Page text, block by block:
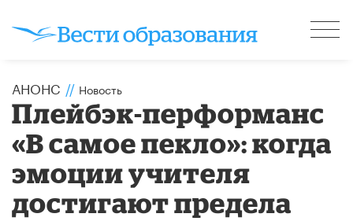
АНОНС // Новость
Плейбэк-перформанс
«В самое пекло»: когда
эмоции учителя
достигают предела